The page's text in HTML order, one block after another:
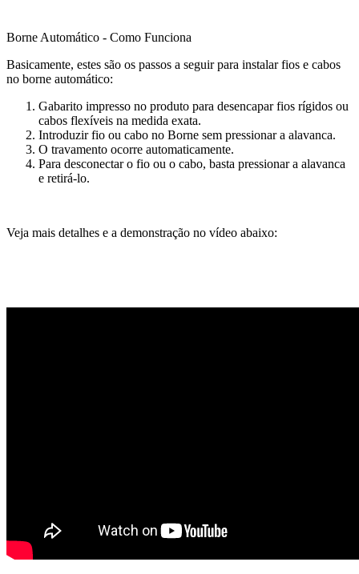
Borne Automático - Como Funciona
Basicamente, estes são os passos a seguir para instalar fios e cabos
no borne automático:
Gabarito impresso no produto para desencapar fios rígidos ou
cabos flexíveis na medida exata.
Introduzir fio ou cabo no Borne sem pressionar a alavanca.
O travamento ocorre automaticamente.
Para desconectar o fio ou o cabo, basta pressionar a alavanca
e retirá-lo.
Veja mais detalhes e a demonstração no vídeo abaixo: